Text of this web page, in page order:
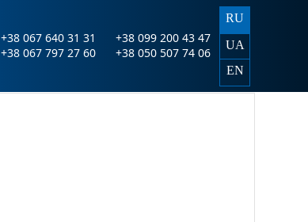
+38 067 640 31 31
+38 067 797 27 60
+38 099 200 43 47
+38 050 507 74 06
RU
UA
EN